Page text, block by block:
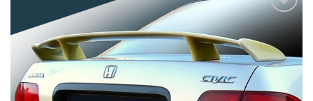
Ajouter
à la
wishlist